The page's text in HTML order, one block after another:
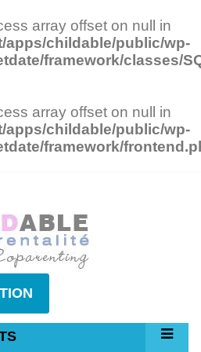
array offset on null in
apps/childable/public/wp-
framework/classes/
array offset on null in
apps/childable/public/wp-
framework/